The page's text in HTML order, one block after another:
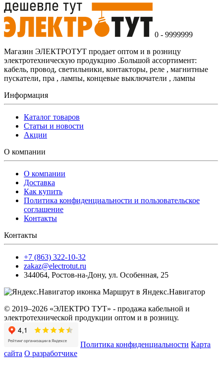
0 - 9999999
Магазин ЭЛЕКТРОТУТ продает оптом и в розницу
электротехническую продукцию .Большой ассортимент:
кабель, провод, светильники, контакторы, реле , магнитные
пускатели, пра , лампы, концевые выключатели , лампы
Информация
Каталог товаров
Статьи и новости
Акции
О компании
О компании
Доставка
Как купить
Политика конфиденциальности и пользовательское
соглашение
Контакты
Контакты
+7 (863) 322-10-32
zakaz@electrotut.ru
344064, Ростов-на-Дону, ул. Особенная, 25
Маршрут в Яндекс.Навигатор
© 2019–2026 «ЭЛЕКТРО ТУТ» - продажа кабельной и
электротехнической продукции оптом и в розницу.
Политика конфиденциальности Карта
сайта О разработчике